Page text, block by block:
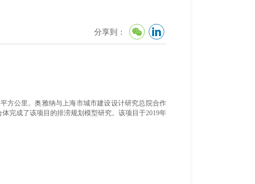
分享到：
平方公里。奥雅纳与上海市城市建设设计研究总院合作
完成了该项目的排涝规划模型研究。该项目于2019年